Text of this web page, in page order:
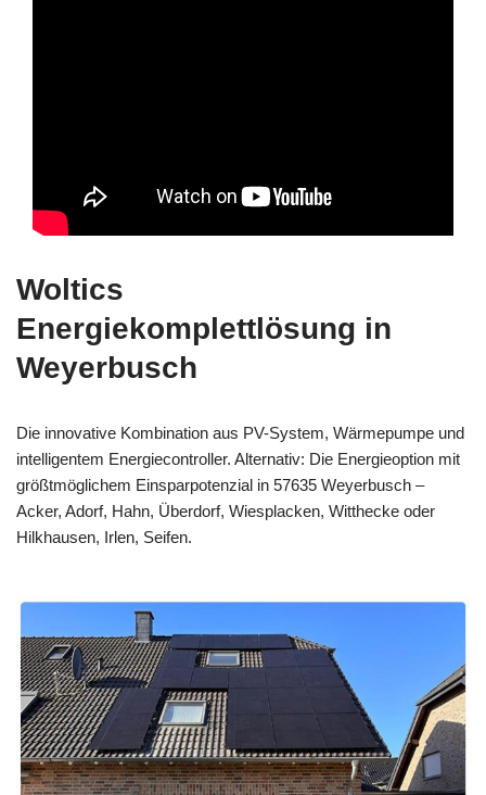
Woltics
Energiekomplettlösung in
Weyerbusch
Die innovative Kombination aus PV-System, Wärmepumpe und
intelligentem Energiecontroller. Alternativ: Die Energieoption mit
größtmöglichem Einsparpotenzial in 57635 Weyerbusch –
Acker, Adorf, Hahn, Überdorf, Wiesplacken, Witthecke oder
Hilkhausen, Irlen, Seifen.